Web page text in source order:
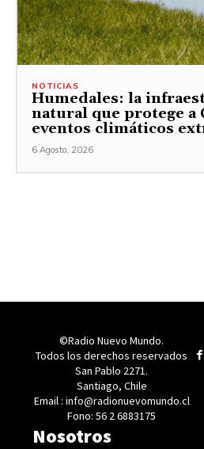
NOTICIAS
Humedales: la
natural que protege a
eventos climáticos
6 Agosto, 2026
©Radio Nuevo Mundo.
Todos los derechos reservados
San Pablo 2271.
Santiago, Chile
Email : info@radionuevomundo.cl
Fono: 56 2 6883175
Nosotros